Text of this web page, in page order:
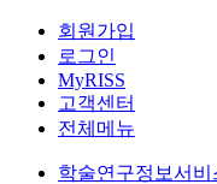
회원가입
로그인
MyRISS
고객센터
전체메뉴
학술연구정보서비